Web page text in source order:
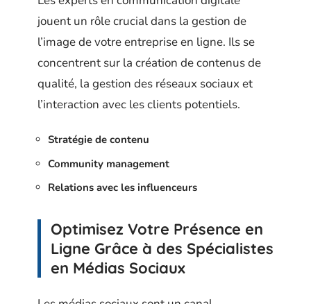
jouent un rôle crucial dans la gestion de
l’image de votre entreprise en ligne. Ils se
concentrent sur la création de contenus de
qualité, la gestion des réseaux sociaux et
l’interaction avec les clients potentiels.
Stratégie de contenu
Community management
Relations avec les influenceurs
Optimisez Votre Présence en
Ligne Grâce à des Spécialistes
en Médias Sociaux